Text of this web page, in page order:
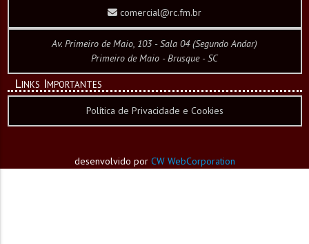
comercial@rc.fm.br
Av. Primeiro de Maio, 103 - Sala 04 (Segundo Andar)
Primeiro de Maio - Brusque - SC
Links Importantes
Política de Privacidade e Cookies
desenvolvido por CW WebCorporation